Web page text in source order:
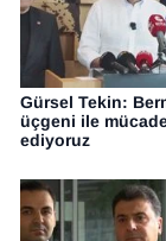
Gürsel Tekin:
üçgeni ile
ediyoruz